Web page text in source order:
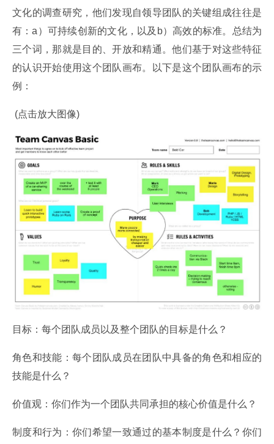
文化的调查研究，他们发现自领导团队的关键组成往往是
有：a）可持续创新的文化，以及b）高效的标准。总结为
三个词，那就是目的、开放和精通。他们基于对这些特征
的认识开始使用这个团队画布。以下是这个团队画布的示
例：
(点击放大图像)
目标：每个团队成员以及整个团队的目标是什么？
角色和技能：每个团队成员在团队中具备的角色和相应的
技能是什么？
价值观：你们作为一个团队共同承担的核心价值是什么？
制度和行为：你们希望一致通过的基本制度是什么？你们